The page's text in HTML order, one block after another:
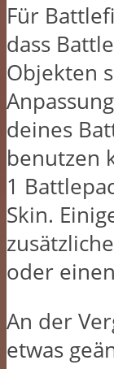
Für
dass
Objekten
deines
benutzen
1
Skin.
oder
An der
etwas